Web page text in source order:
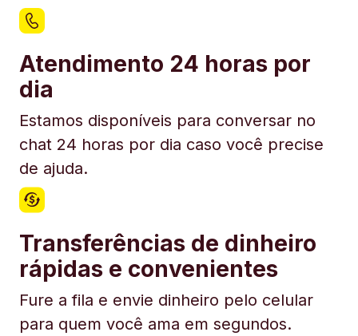
Atendimento 24 horas por
dia
Estamos disponíveis para conversar no
chat 24 horas por dia caso você precise
de ajuda.
Transferências de dinheiro
rápidas e convenientes
Fure a fila e envie dinheiro pelo celular
para quem você ama em segundos.